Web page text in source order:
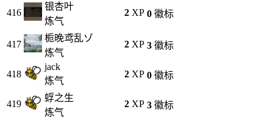
416
银杏叶
炼气
2 XP 0 徽标
417
栀晚鸢乱ゾ
炼气
2 XP 3 徽标
418
jack
炼气
2 XP 0 徽标
419
蜉之生
炼气
2 XP 3 徽标